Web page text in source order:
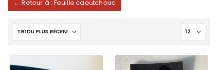
← Retour à : Feuille caoutchouc